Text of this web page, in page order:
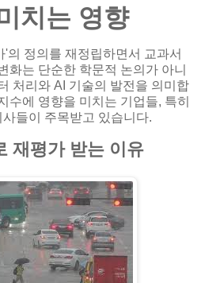
치는 영향
의 정의를 재정립하면서 교과서
화는 단순한 학문적 논의가 아니
처리와 AI 기술의 발전을 의미합
수에 영향을 미치는 기업들, 특히
들이 주목받고 있습니다.
재평가 받는 이유